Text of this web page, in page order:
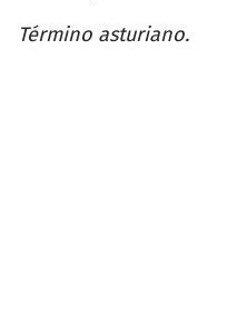
Término asturiano.